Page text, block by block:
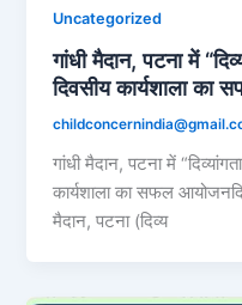
Uncategorized
गांधी मैदान, पटना में
दिवसीय कार्यशाला
गांधी मैदान, पटना में
कार्यशाला का सफल
मैदान, पटना (दिव्य